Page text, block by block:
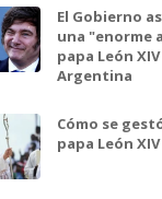
El Gobierno
una "enorme
papa León
Argentina
Cómo se
papa León